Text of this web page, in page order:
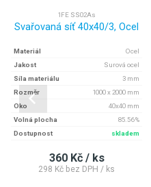
1FE SS02As
Svařovaná síť 40x40/3, Ocel
Materiál
Ocel
Jakost
Surová ocel
Síla materiálu
3 mm
Rozměr
1000 x 2000 mm
Oko
40x40 mm
Volná plocha
85.56 %
Dostupnost
skladem
360 Kč / ks
298 Kč bez DPH / ks